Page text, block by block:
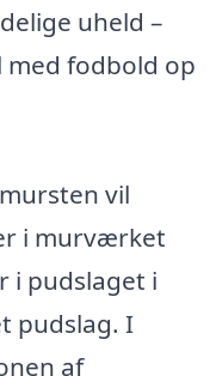
uheld –
med fodbold op
vil
i murværket
i pudslaget i
pudslag. I
af